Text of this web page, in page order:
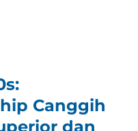
Canggih
dan